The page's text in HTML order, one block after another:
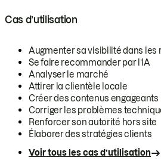
Cas d’utilisation
Augmenter sa visibilité dans les
Se faire recommander par l’IA
Analyser le marché
Attirer la clientèle locale
Créer des contenus engageants
Corriger les problèmes
Renforcer son autorité hors site
Élaborer des stratégies clients
Voir tous les cas d’utilisation